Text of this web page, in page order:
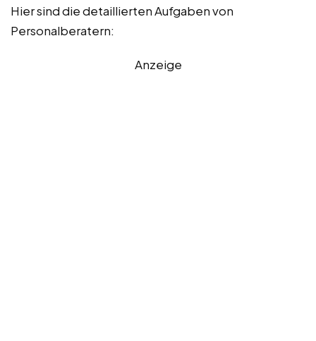
Hier sind die detaillierten Aufgaben von
Personalberatern:
Anzeige